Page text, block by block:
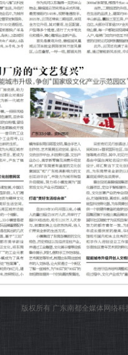
版权所有 广东南都全媒体网络